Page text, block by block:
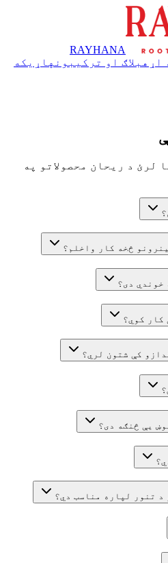
RAYHANA
اړه بلاګ او ترکیبونه اړیکه
لرئ د ریحان محصولاتو په
څخه کار واخلم؟
خوندي دی؟
کار کوي؟
کې شتون لري؟
یې څنګه دی؟
د تنور لپاره مناسب دي؟